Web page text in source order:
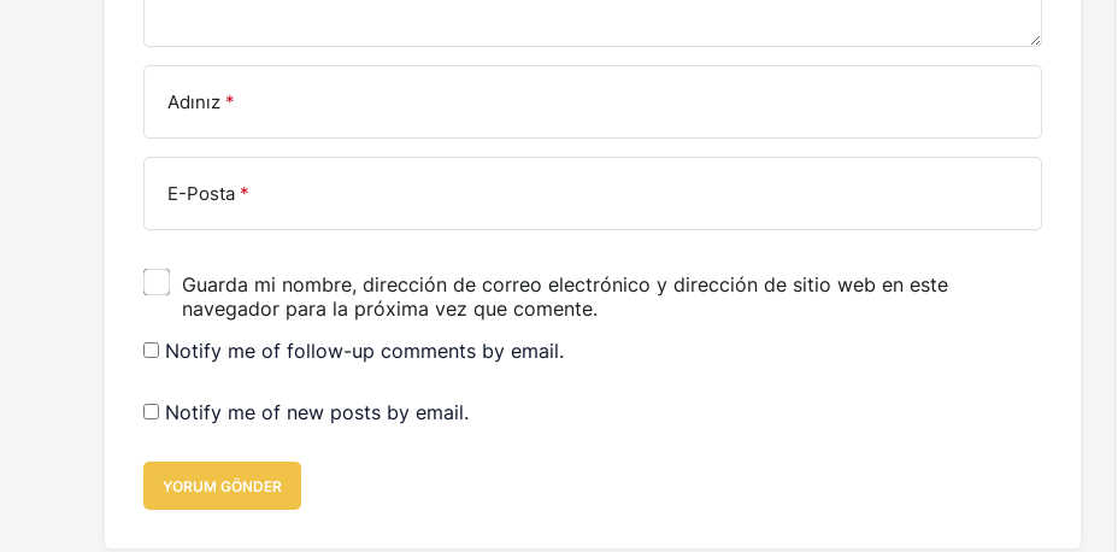
Adınız *
E-Posta *
Guarda mi nombre, dirección de correo electrónico y dirección de sitio web en este
navegador para la próxima vez que comente.
Notify me of follow-up comments by email.
Notify me of new posts by email.
YORUM GÖNDER